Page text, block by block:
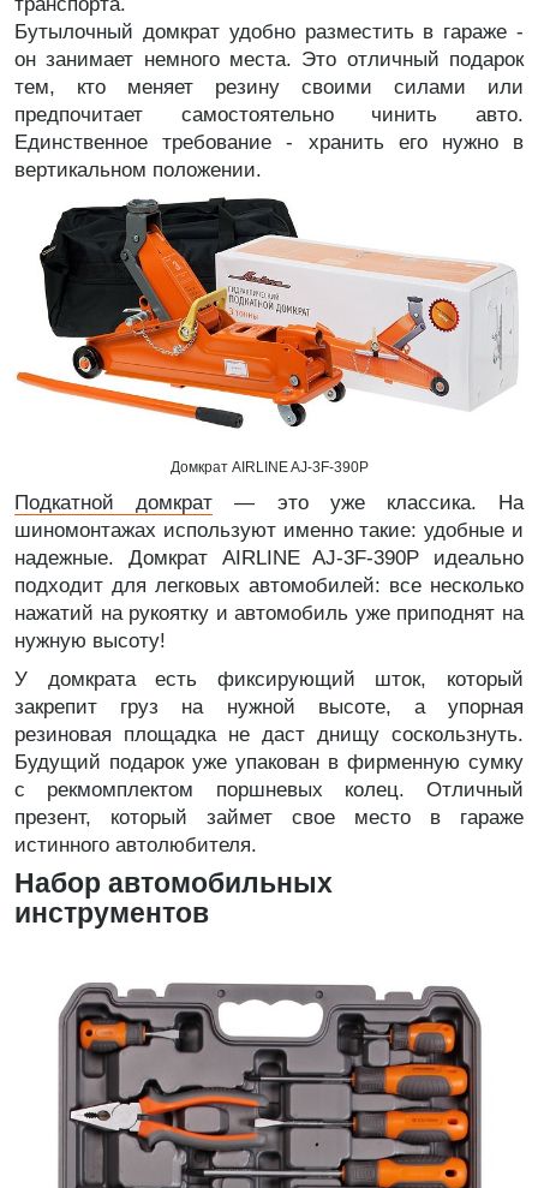
Бутылочный домкрат удобно разместить в гараже -
он занимает немного места. Это отличный подарок
тем, кто меняет резину своими силами или
предпочитает самостоятельно чинить авто.
Единственное требование - хранить его нужно в
вертикальном положении.
Домкрат AIRLINE AJ-3F-390P
Подкатной домкрат — это уже классика. На
шиномонтажах используют именно такие: удобные и
надежные. Домкрат AIRLINE AJ-3F-390P идеально
подходит для легковых автомобилей: все несколько
нажатий на рукоятку и автомобиль уже приподнят на
нужную высоту!
У домкрата есть фиксирующий шток, который
закрепит груз на нужной высоте, а упорная
резиновая площадка не даст днищу соскользнуть.
Будущий подарок уже упакован в фирменную сумку
с рекмомплектом поршневых колец. Отличный
презент, который займет свое место в гараже
истинного автолюбителя.
Набор автомобильных
инструментов